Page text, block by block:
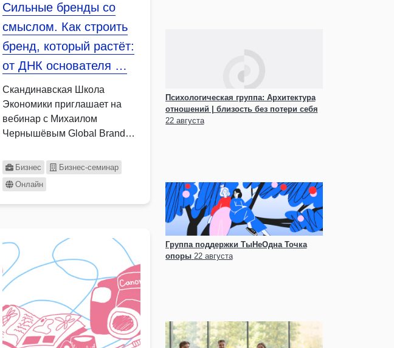
Сильные бренды со
смыслом. Как строить
бренд, который растёт:
от ДНК основателя …
Скандинавская Школа
Экономики приглашает на
вебинар с Михаилом
Чернышёвым Global Brand
Бизнес
Бизнес-семинар
Онлайн
Психологическая группа: Архитектура
отношений | близость без потери себя
22 августа
Группа поддержки ТыНеОдна Точка
опоры 22 августа